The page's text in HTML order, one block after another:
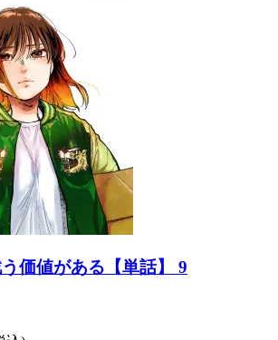
価値がある【単話】 9